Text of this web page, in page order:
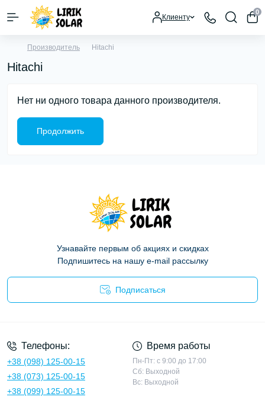
Клиенту
0
Производитель Hitachi
Hitachi
Нет ни одного товара данного производителя.
Продолжить
Узнавайте первым об акциях и скидках
Подпишитесь на нашу e-mail рассылку
Подписаться
Телефоны:
+38 (098) 125-00-15
+38 (073) 125-00-15
+38 (099) 125-00-15
Время работы
Пн-Пт: с 9:00 до 17:00
Сб: Выходной
Вс: Выходной